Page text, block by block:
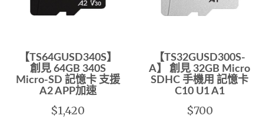
【TS64GUSD340S】
創見 64GB 340S
Micro-SD 記憶卡 支援
A2 APP加速
$1,420
【TS32GUSD300S-
A】 創見 32GB Micro
SDHC 手機用 記憶卡
C10 U1 A1
$700